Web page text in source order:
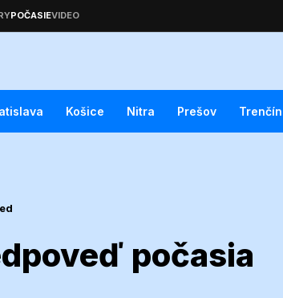
Košice Nitra Prešov Trenčín
počasia